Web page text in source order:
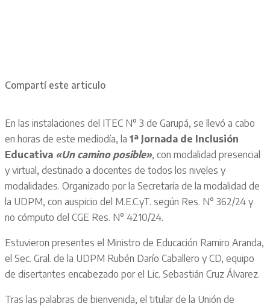
Compartí este articulo
En las instalaciones del ITEC N° 3 de Garupá, se llevó a cabo
en horas de este mediodía, la 1ª Jornada de Inclusión
Educativa «Un camino posible», con modalidad presencial
y virtual, destinado a docentes de todos los niveles y
modalidades. Organizado por la Secretaría de la modalidad de
la UDPM, con auspicio del M.E.C.yT. según Res. N° 362/24 y
no cómputo del CGE Res. N° 4210/24.
Estuvieron presentes el Ministro de Educación Ramiro Aranda,
el Sec. Gral. de la UDPM Rubén Darío Caballero y CD, equipo
de disertantes encabezado por el Lic. Sebastián Cruz Álvarez.
Tras las palabras de bienvenida, el titular de la Unión de